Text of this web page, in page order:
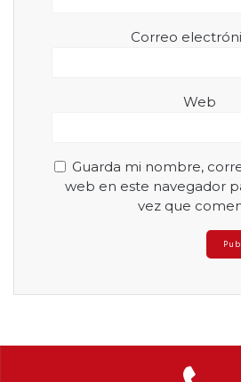
Correo
Web
Guarda mi nombre,
web en este navegador
vez que